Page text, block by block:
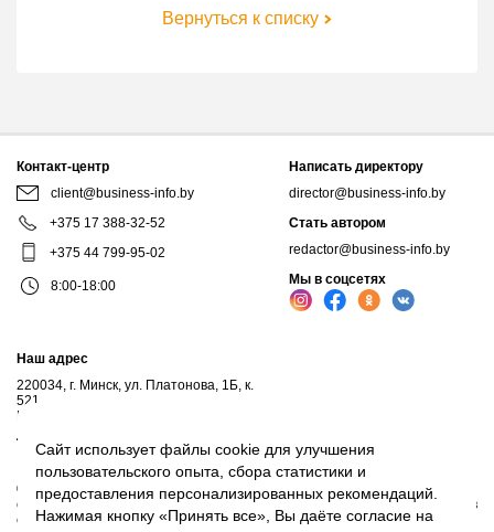
Сайт использует файлы cookie для улучшения
пользовательского опыта, сбора статистики и
предоставления персонализированных рекомендаций.
Нажимая кнопку «Принять все», Вы даёте согласие на
Вернуться к списку
© 2017-2026, ООО "Профессиональные правовые системы", входит в
структуру компаний Владимира Гревцова. Воспроизведение материалов
сайта без письменного согласия владельца запрещено.
Контакт-центр
client@business-info.by
+375 17 388-32-52
+375 44 799-95-02
8:00-18:00
Написать директору
director@business-info.by
Стать автором
redactor@business-info.by
Мы в соцсетях
Наш адрес
220034, г. Минск, ул. Платонова, 1Б, к.
521
Почтовый адрес: а/я 102, 220034, г.Минск
Личный кабинет